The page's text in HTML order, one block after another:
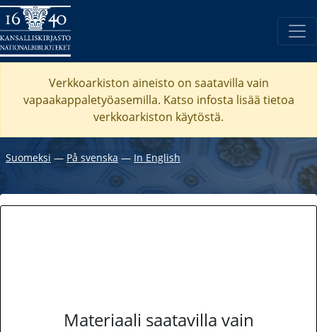
Verkkoarkiston aineisto on saatavilla vain
vapaakappaletyöasemilla. Katso infosta lisää tietoa
verkkoarkiston käytöstä.
Suomeksi ― På svenska ― In English
Materiaali saatavilla vain